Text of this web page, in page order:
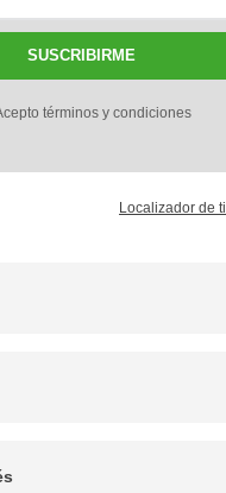
SUSCRIBIRME
términos y condiciones
Localizador de